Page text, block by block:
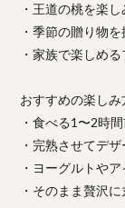
・王道の桃を楽
・季節の贈り物
・家族で楽しめ
おすすめの楽しみ
・食べる1〜2時
・完熟させてデ
・ヨーグルトや
・そのまま贅沢に